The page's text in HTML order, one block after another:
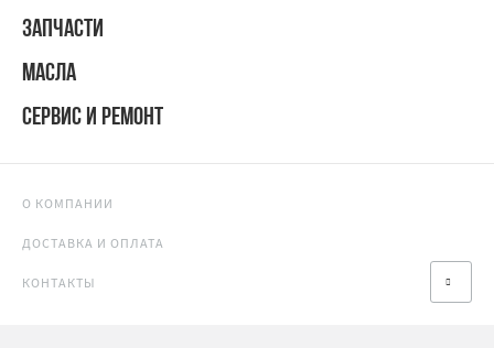
ЗАПЧАСТИ
МАСЛА
СЕРВИС И РЕМОНТ
О КОМПАНИИ
ДОСТАВКА И ОПЛАТА
КОНТАКТЫ